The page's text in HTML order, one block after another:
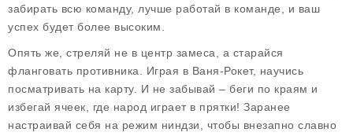
забирать всю команду, лучше работай в команде, и ваш
успех будет более высоким.
Опять же, стреляй не в центр замеса, а старайся
фланговать противника. Играя в Ваня-Рокет, научись
посматривать на карту. И не забывай – беги по краям и
избегай ячеек, где народ играет в прятки! Заранее
настраивай себя на режим ниндзи, чтобы внезапно славно